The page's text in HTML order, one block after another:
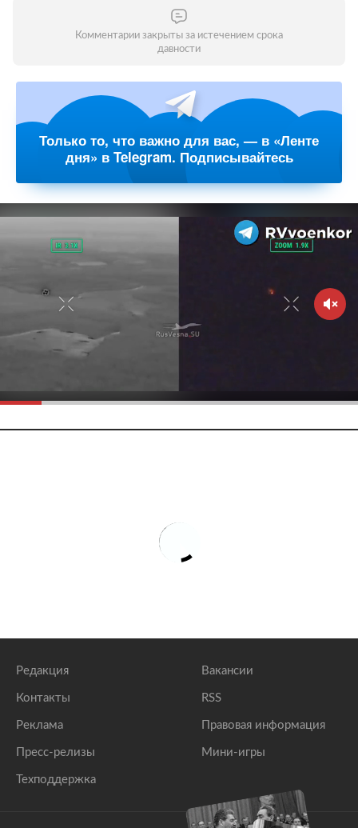
Комментарии закрыты за истечением срока
давности
Только то, что важно для вас, — в «Ленте
дня» в Telegram. Подписывайтесь
Редакция
Контакты
Реклама
Пресс-релизы
Техподдержка
Вакансии
RSS
Правовая информация
Мини-игры